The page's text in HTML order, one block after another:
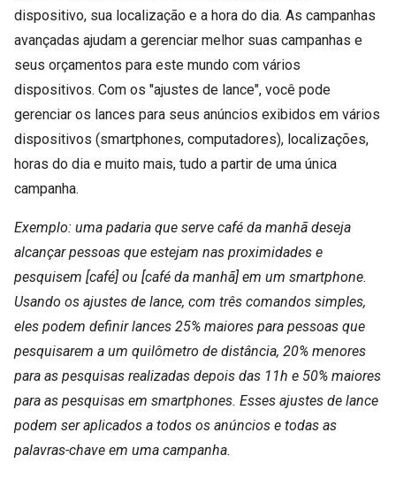
dispositivo, sua localização e a hora do dia. As campanhas
avançadas ajudam a gerenciar melhor suas campanhas e
seus orçamentos para este mundo com vários
dispositivos. Com os "ajustes de lance", você pode
gerenciar os lances para seus anúncios exibidos em vários
dispositivos (smartphones, computadores), localizações,
horas do dia e muito mais, tudo a partir de uma única
campanha.
Exemplo: uma padaria que serve café da manhã deseja
alcançar pessoas que estejam nas proximidades e
pesquisem [café] ou [café da manhã] em um smartphone.
Usando os ajustes de lance, com três comandos simples,
eles podem definir lances 25% maiores para pessoas que
pesquisarem a um quilômetro de distância, 20% menores
para as pesquisas realizadas depois das 11h e 50% maiores
para as pesquisas em smartphones. Esses ajustes de lance
podem ser aplicados a todos os anúncios e todas as
palavras-chave em uma campanha.